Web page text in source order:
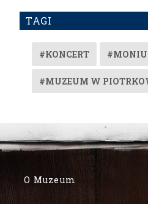
TAGI
#KONCERT
#MUZEUM W
O Muzeum